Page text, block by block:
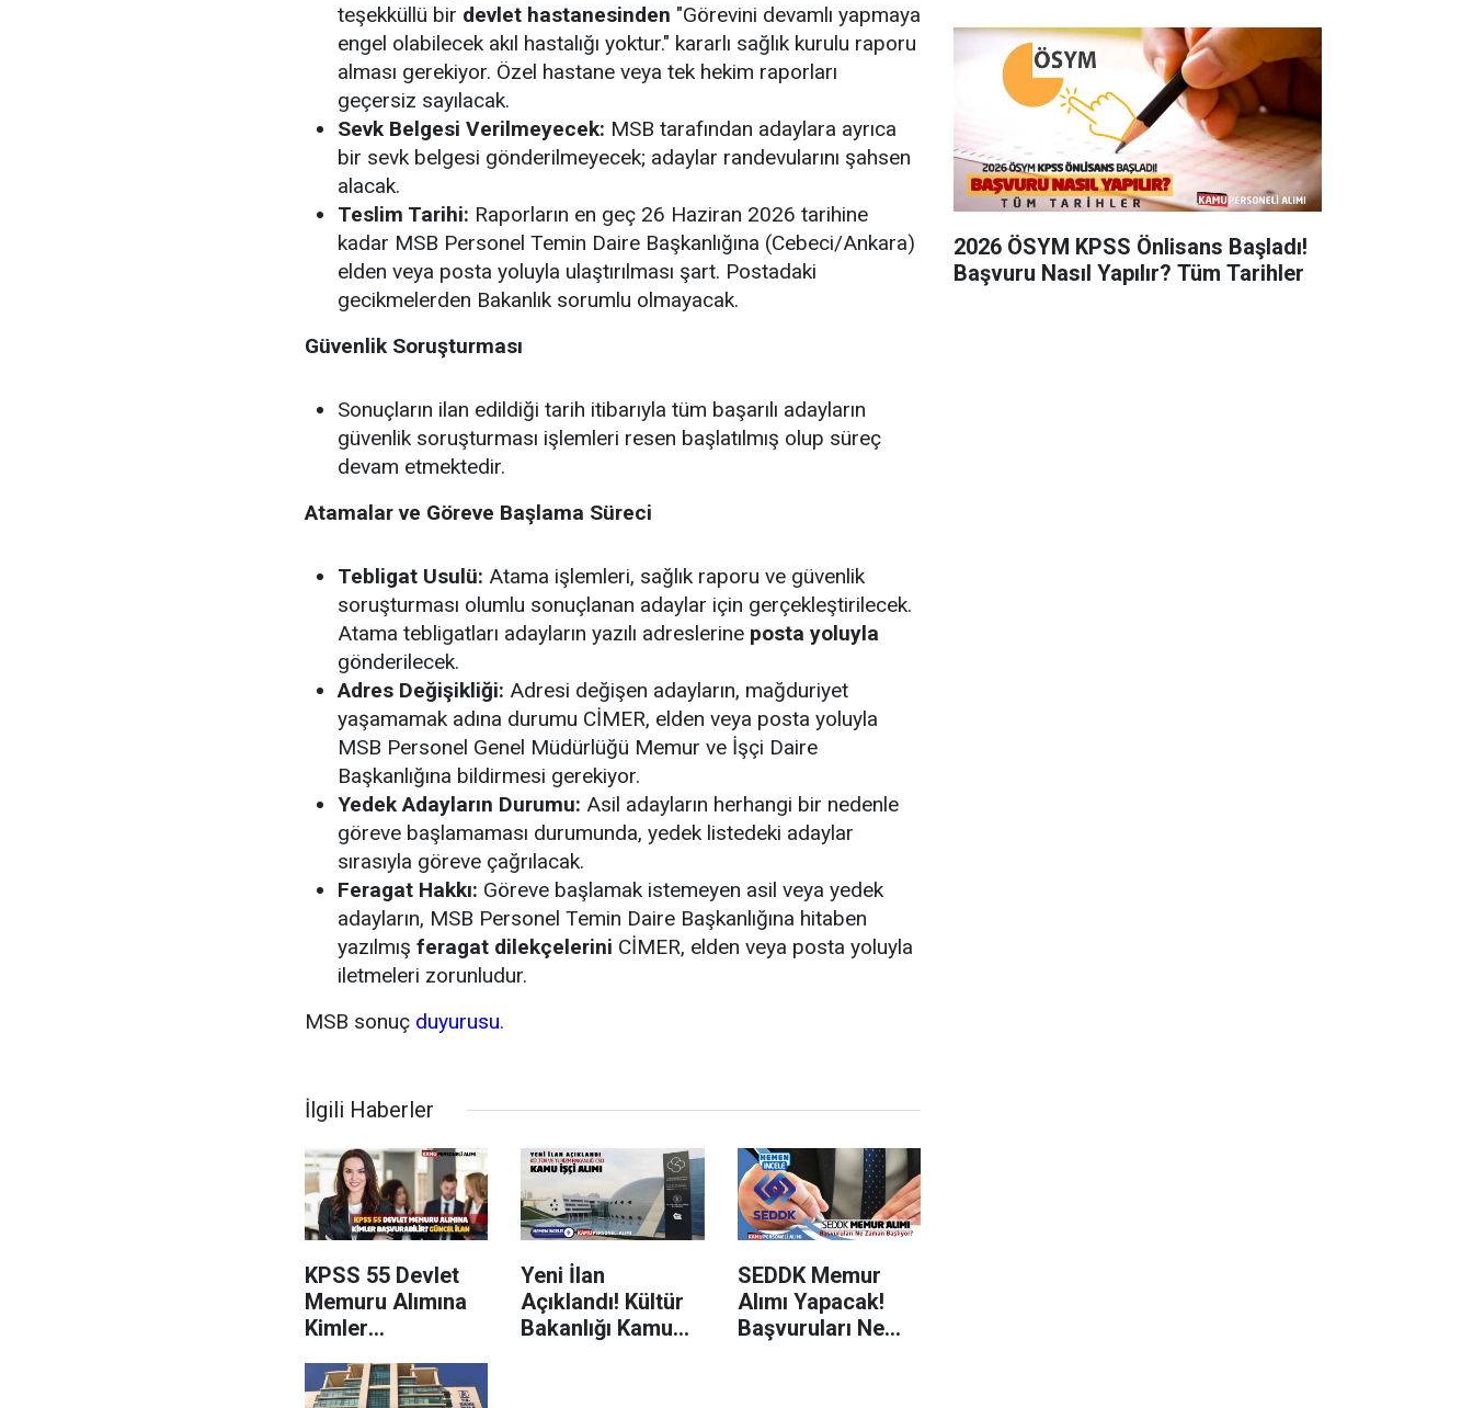
teşekküllü bir devlet hastanesinden "Görevini devamlı yapmaya
engel olabilecek akıl hastalığı yoktur." kararlı sağlık kurulu raporu
alması gerekiyor. Özel hastane veya tek hekim raporları
geçersiz sayılacak.
Sevk Belgesi Verilmeyecek: MSB tarafından adaylara ayrıca
bir sevk belgesi gönderilmeyecek; adaylar randevularını şahsen
alacak.
Teslim Tarihi: Raporların en geç 26 Haziran 2026 tarihine
kadar MSB Personel Temin Daire Başkanlığına (Cebeci/Ankara)
elden veya posta yoluyla ulaştırılması şart. Postadaki
gecikmelerden Bakanlık sorumlu olmayacak.
Güvenlik Soruşturması
Sonuçların ilan edildiği tarih itibarıyla tüm başarılı adayların
güvenlik soruşturması işlemleri resen başlatılmış olup süreç
devam etmektedir.
Atamalar ve Göreve Başlama Süreci
Tebligat Usulü: Atama işlemleri, sağlık raporu ve güvenlik
soruşturması olumlu sonuçlanan adaylar için gerçekleştirilecek.
Atama tebligatları adayların yazılı adreslerine posta yoluyla
gönderilecek.
Adres Değişikliği: Adresi değişen adayların, mağduriyet
yaşamamak adına durumu CİMER, elden veya posta yoluyla
MSB Personel Genel Müdürlüğü Memur ve İşçi Daire
Başkanlığına bildirmesi gerekiyor.
Yedek Adayların Durumu: Asil adayların herhangi bir nedenle
göreve başlamaması durumunda, yedek listedeki adaylar
sırasıyla göreve çağrılacak.
Feragat Hakkı: Göreve başlamak istemeyen asil veya yedek
adayların, MSB Personel Temin Daire Başkanlığına hitaben
yazılmış feragat dilekçelerini CİMER, elden veya posta yoluyla
iletmeleri zorunludur.
MSB sonuç duyurusu.
İlgili Haberler
KPSS 55 Devlet
Memuru Alımına
Kimler
Güncel İlan
Yeni İlan
Açıklandı! Kültür
Bakanlığı Kamu
SEDDK Memur
Alımı Yapacak!
Başvuruları Ne
2026 ÖSYM KPSS Önlisans Başladı!
Başvuru Nasıl Yapılır? Tüm Tarihler